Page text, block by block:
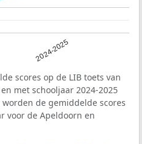
2024-2025
scores op de LIB toets van
met schooljaar 2024-2025
de gemiddelde scores
voor de Apeldoorn en